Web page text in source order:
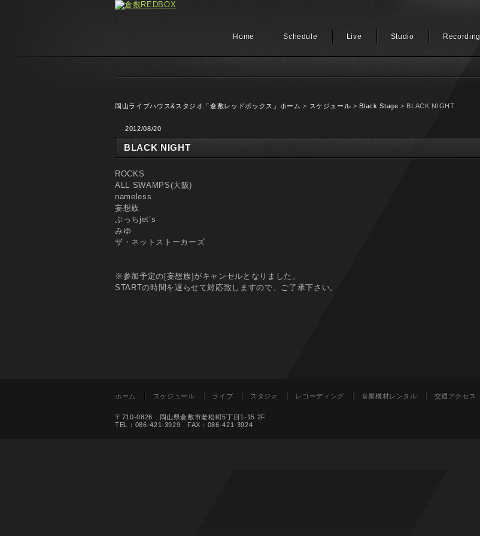
Home Schedule Live Studio Recording
岡山ライブハウス&スタジオ「倉敷レッドボックス」ホーム > スケジュール > Black Stage > BLACK NIGHT
2012/08/20
BLACK NIGHT
ROCKS
ALL SWAMPS(大阪)
nameless
妄想族
ぷっちjet’s
みゆ
ザ・ネットストーカーズ
※参加予定の[妄想族]がキャンセルとなりました。
STARTの時間を遅らせて対応致しますので、ご了承下さい。
ホーム スケジュール ライブ スタジオ レコーディング 音響機材レンタル 交通アクセス
〒710-0826 岡山県倉敷市老松町5丁目1-15 2F
TEL：086-421-3929 FAX：086-421-3924